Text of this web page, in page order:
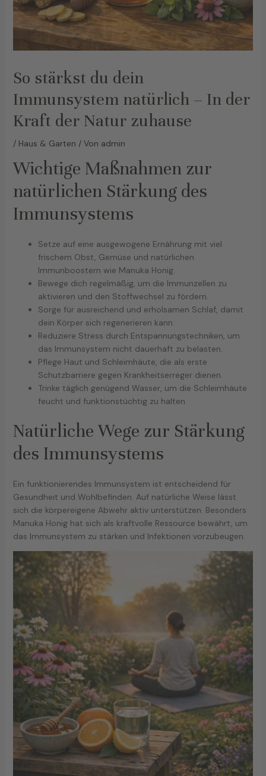
So stärkst du dein
Immunsystem natürlich – In der
Kraft der Natur zuhause
/ Haus & Garten / Von admin
Wichtige Maßnahmen zur
natürlichen Stärkung des
Immunsystems
Setze auf eine ausgewogene Ernährung mit viel
frischem Obst, Gemüse und natürlichen
Immunboostern wie Manuka Honig.
Bewege dich regelmäßig, um die Immunzellen zu
aktivieren und den Stoffwechsel zu fördern.
Sorge für ausreichend und erholsamen Schlaf, damit
dein Körper sich regenerieren kann.
Reduziere Stress durch Entspannungstechniken, um
das Immunsystem nicht dauerhaft zu belasten.
Pflege Haut und Schleimhäute, die als erste
Schutzbarriere gegen Krankheitserreger dienen.
Trinke täglich genügend Wasser, um die Schleimhäute
feucht und funktionstüchtig zu halten.
Natürliche Wege zur Stärkung
des Immunsystems
Ein funktionierendes Immunsystem ist entscheidend für
Gesundheit und Wohlbefinden. Auf natürliche Weise lässt
sich die körpereigene Abwehr aktiv unterstützen. Besonders
Manuka Honig hat sich als kraftvolle Ressource bewährt, um
das Immunsystem zu stärken und Infektionen vorzubeugen.